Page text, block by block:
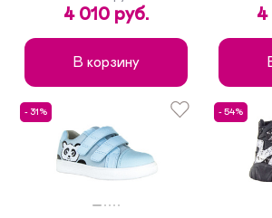
4 010 руб.
В корзину
4
- 31% - 54%